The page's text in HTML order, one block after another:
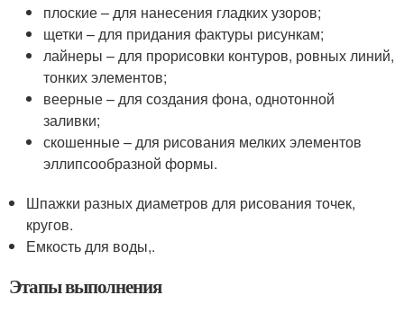
плоские – для нанесения гладких узоров;
щетки – для придания фактуры рисункам;
лайнеры – для прорисовки контуров, ровных линий,
тонких элементов;
веерные – для создания фона, однотонной
заливки;
скошенные – для рисования мелких элементов
эллипсообразной формы.
Шпажки разных диаметров для рисования точек,
кругов.
Емкость для воды,.
Этапы выполнения